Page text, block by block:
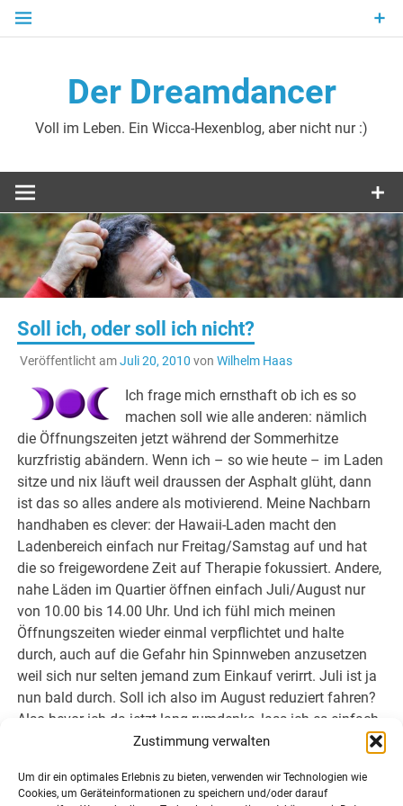
Zustimmung verwalten
Um dir ein optimales Erlebnis zu bieten, verwenden wir Technologien wie
Cookies, um Geräteinformationen zu speichern und/oder darauf
Zum
Der Dreamdancer
Voll im Leben. Ein Wicca-Hexenblog, aber nicht nur :)
Soll ich, oder soll ich nicht?
Veröffentlicht amJuli 20, 2010 von Wilhelm Haas
Ich frage mich ernsthaft ob ich es so
machen soll wie alle anderen: nämlich
die Öffnungszeiten jetzt während der Sommerhitze
kurzfristig abändern. Wenn ich – so wie heute – im Laden
sitze und nix läuft weil draussen der Asphalt glüht, dann
ist das so alles andere als motivierend. Meine Nachbarn
handhaben es clever: der Hawaii-Laden macht den
Ladenbereich einfach nur Freitag/Samstag auf und hat
die so freigewordene Zeit auf Therapie fokussiert. Andere,
nahe Läden im Quartier öffnen einfach Juli/August nur
von 10.00 bis 14.00 Uhr. Und ich fühl mich meinen
Öffnungszeiten wieder einmal verpflichtet und halte
durch, auch auf die Gefahr hin Spinnweben anzusetzen
weil sich nur selten jemand zum Einkauf verirrt. Juli ist ja
nun bald durch. Soll ich also im August reduziert fahren?
Also bevor ich da jetzt lang rumdenke, lass ich es einfach
wie es ist. Gäbe ja genug zu tun, andererseits fühlt man
– nicht sonderlich motiviert. Ein gutes Buch konsumieren